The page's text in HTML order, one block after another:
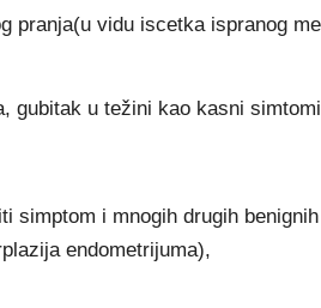
pranja(u vidu iscetka ispranog
gubitak u težini kao kasni
simptom i mnogih drugih
endometrijuma),